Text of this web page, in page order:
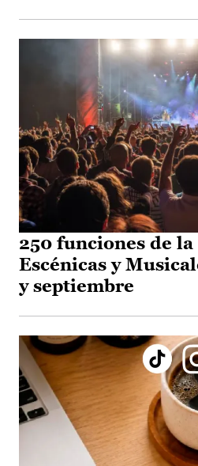
250 funciones de
Escénicas y
y septiembre